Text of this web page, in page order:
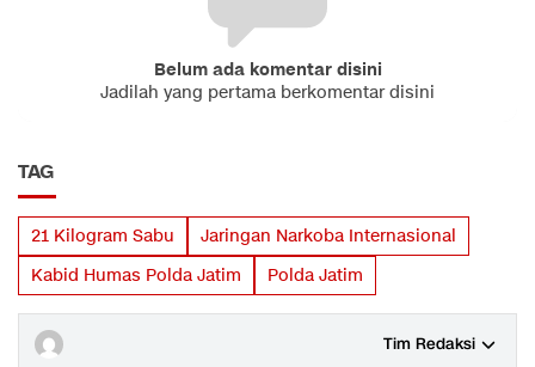
Belum ada komentar disini
Jadilah yang pertama berkomentar disini
TAG
21 Kilogram Sabu
Jaringan Narkoba Internasional
Kabid Humas Polda Jatim
Polda Jatim
Tim Redaksi